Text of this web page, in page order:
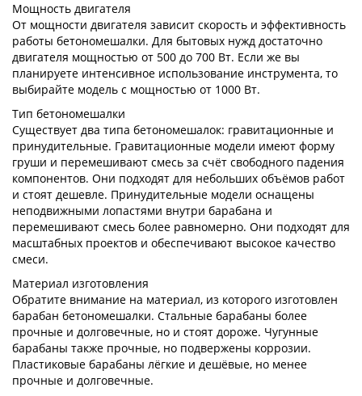
Мощность двигателя
От мощности двигателя зависит скорость и эффективность
работы бетономешалки. Для бытовых нужд достаточно
двигателя мощностью от 500 до 700 Вт. Если же вы
планируете интенсивное использование инструмента, то
выбирайте модель с мощностью от 1000 Вт.
Тип бетономешалки
Существует два типа бетономешалок: гравитационные и
принудительные. Гравитационные модели имеют форму
груши и перемешивают смесь за счёт свободного падения
компонентов. Они подходят для небольших объёмов работ
и стоят дешевле. Принудительные модели оснащены
неподвижными лопастями внутри барабана и
перемешивают смесь более равномерно. Они подходят для
масштабных проектов и обеспечивают высокое качество
смеси.
Материал изготовления
Обратите внимание на материал, из которого изготовлен
барабан бетономешалки. Стальные барабаны более
прочные и долговечные, но и стоят дороже. Чугунные
барабаны также прочные, но подвержены коррозии.
Пластиковые барабаны лёгкие и дешёвые, но менее
прочные и долговечные.